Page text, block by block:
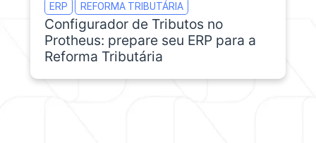
ERP
REFORMA TRIBUTÁRIA
Configurador de Tributos no
Protheus: prepare seu ERP para a
Reforma Tributária